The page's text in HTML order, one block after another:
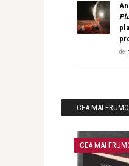
de
CEA MAI
CEA MAI